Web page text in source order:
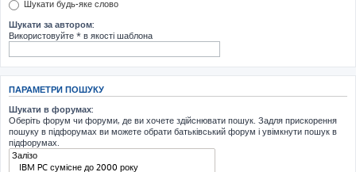
Шукати будь-яке слово
Шукати за автором:
Використовуйте * в якості шаблона
ПАРАМЕТРИ ПОШУКУ
Шукати в форумах:
Оберіть форум чи форуми, де ви хочете здійснювати пошук. Задля прискорення
пошуку в підфорумах ви можете обрати батьківський форум і увімкнути пошук в
підфорумах.